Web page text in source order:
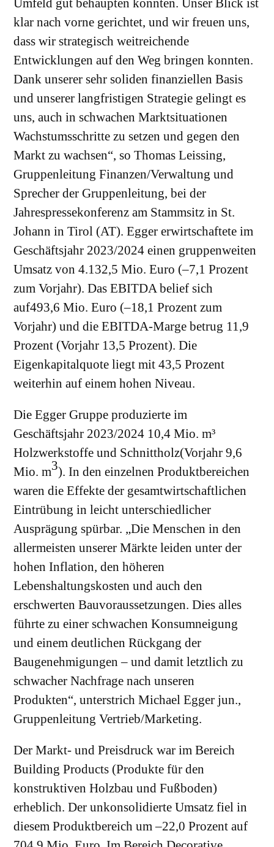
Umfeld gut behaupten konnten. Unser Blick ist
klar nach vorne gerichtet, und wir freuen uns,
dass wir strategisch weitreichende
Entwicklungen auf den Weg bringen konnten.
Dank unserer sehr soliden finanziellen Basis
und unserer langfristigen Strategie gelingt es
uns, auch in schwachen Marktsituationen
Wachstumsschritte zu setzen und gegen den
Markt zu wachsen“, so Thomas Leissing,
Gruppenleitung Finanzen/Verwaltung und
Sprecher der Gruppenleitung, bei der
Jahrespressekonferenz am Stammsitz in St.
Johann in Tirol (AT). Egger erwirtschaftete im
Geschäftsjahr 2023/2024 einen gruppenweiten
Umsatz von 4.132,5 Mio. Euro (–7,1 Prozent
zum Vorjahr). Das EBITDA belief sich
auf493,6 Mio. Euro (–18,1 Prozent zum
Vorjahr) und die EBITDA-Marge betrug 11,9
Prozent (Vorjahr 13,5 Prozent). Die
Eigenkapitalquote liegt mit 43,5 Prozent
weiterhin auf einem hohen Niveau.
Die Egger Gruppe produzierte im
Geschäftsjahr 2023/2024 10,4 Mio. m³
Holzwerkstoffe und Schnittholz(Vorjahr 9,6
Mio. m3). In den einzelnen Produktbereichen
waren die Effekte der gesamtwirtschaftlichen
Eintrübung in leicht unterschiedlicher
Ausprägung spürbar. „Die Menschen in den
allermeisten unserer Märkte leiden unter der
hohen Inflation, den höheren
Lebenshaltungskosten und auch den
erschwerten Bauvoraussetzungen. Dies alles
führte zu einer schwachen Konsumneigung
und einem deutlichen Rückgang der
Baugenehmigungen – und damit letztlich zu
schwacher Nachfrage nach unseren
Produkten“, unterstrich Michael Egger jun.,
Gruppenleitung Vertrieb/Marketing.
Der Markt- und Preisdruck war im Bereich
Building Products (Produkte für den
konstruktiven Holzbau und Fußboden)
erheblich. Der unkonsolidierte Umsatz fiel in
diesem Produktbereich um –22,0 Prozent auf